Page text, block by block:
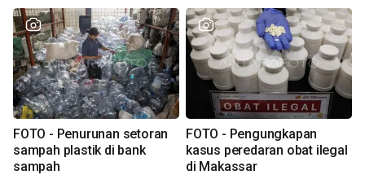
FOTO - Penurunan setoran
sampah plastik di bank
sampah
FOTO - Pengungkapan
kasus peredaran obat ilegal
di Makassar